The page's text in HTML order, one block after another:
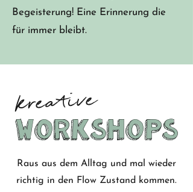
Begeisterung! Eine Erinnerung die
für immer bleibt.
kreative
Workshops
Workshops
Raus aus dem Alltag und mal wieder
richtig in den Flow Zustand kommen.